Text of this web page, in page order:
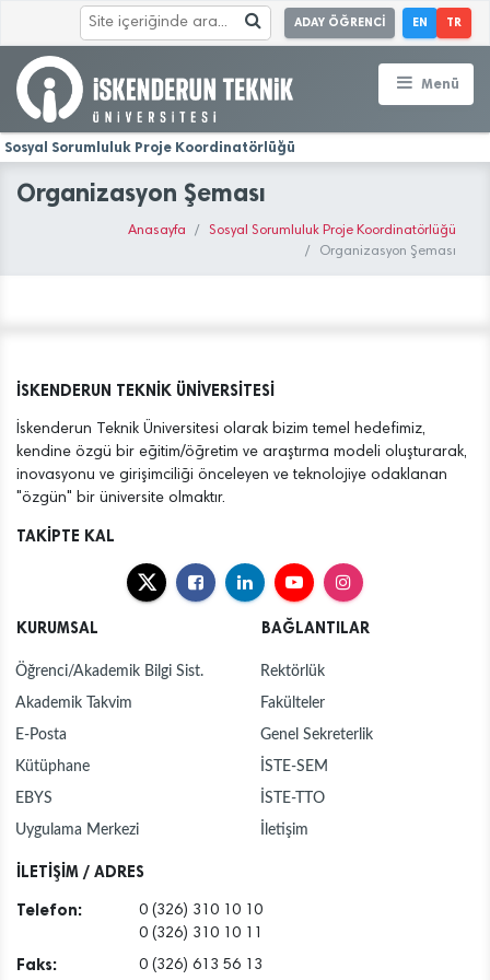
ADAY ÖĞRENCİ EN TR
Menü
Sosyal Sorumluluk Proje Koordinatörlüğü
Organizasyon Şeması
Anasayfa
Sosyal Sorumluluk Proje Koordinatörlüğü
Organizasyon Şeması
İSKENDERUN TEKNİK ÜNİVERSİTESİ
İskenderun Teknik Üniversitesi olarak bizim temel hedefimiz,
kendine özgü bir eğitim/öğretim ve araştırma modeli oluşturarak,
inovasyonu ve girişimciliği önceleyen ve teknolojiye odaklanan
"özgün" bir üniversite olmaktır.
TAKİPTE KAL
KURUMSAL
Öğrenci/Akademik Bilgi Sist.
Akademik Takvim
E-Posta
Kütüphane
EBYS
Uygulama Merkezi
BAĞLANTILAR
Rektörlük
Fakülteler
Genel Sekreterlik
İSTE-SEM
İSTE-TTO
İletişim
İLETİŞİM / ADRES
Telefon:
0 (326) 310 10 10
0 (326) 310 10 11
Faks: 0 (326) 613 56 13